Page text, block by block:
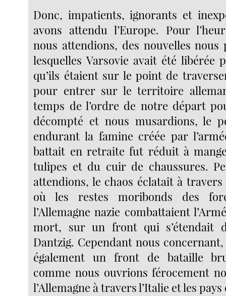
Donc, impatients, ignorants et
avons attendu l’Europe. Pour
nous attendions, des nouvelles
lesquelles Varsovie avait été libérée
qu’ils étaient sur le point de
pour entrer sur le territoire
temps de l’ordre de notre départ
décompté et nous musardions, le
endurant la famine créée par
battait en retraite fut réduit à
tulipes et du cuir de chaussures.
attendions, le chaos éclatait à travers
où les restes moribonds des
l’Allemagne nazie combattaient
mort, sur un front qui s’étendait
Dantzig. Cependant nous concernant,
également un front de bataille
comme nous ouvrions férocement
l’Allemagne à travers l’Italie et les